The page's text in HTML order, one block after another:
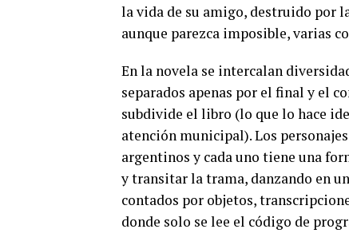
la vida de su amigo, destruido por
aunque parezca imposible, varias
En la novela se intercalan
separados apenas por el final y el
subdivide el libro (lo que lo hace
atención municipal). Los
argentinos y cada uno tiene una
y transitar la trama, danzando en
contados por objetos,
donde solo se lee el código de